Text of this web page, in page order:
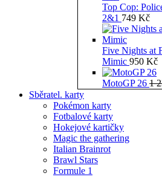
Top Cop:
2&1 749 Kč
Five Nights at
Mimic 950 Kč
MotoGP 26 1
Sběratel. karty
Pokémon karty
Fotbalové karty
Hokejové kartičky
Magic the gathering
Italian Brainrot
Brawl Stars
Formule 1